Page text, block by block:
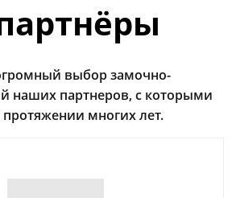
выбор замочно-
наших партнеров, с которыми
многих лет.